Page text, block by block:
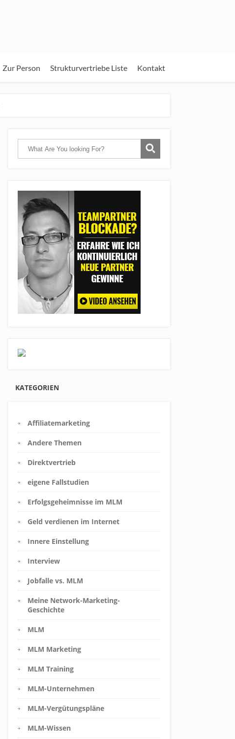
Zur Person Strukturvertriebe Liste Kontakt
KATEGORIEN
Affiliatemarketing
Andere Themen
Direktvertrieb
eigene Fallstudien
Erfolgsgeheimnisse im MLM
Geld verdienen im Internet
Innere Einstellung
Interview
Jobfalle vs. MLM
Meine Network-Marketing-
Geschichte
MLM
MLM Marketing
MLM Training
MLM-Unternehmen
MLM-Vergütungspläne
MLM-Wissen